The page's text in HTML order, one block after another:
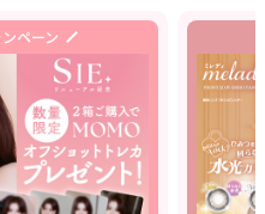
ペーン